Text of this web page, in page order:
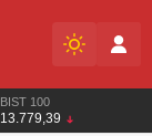
BIST 100
13.779,39